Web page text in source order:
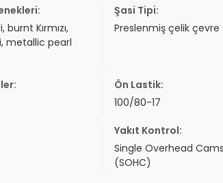
Kırmızı,
metallic pearl
Şasi Tipi:
Preslenmiş çelik çevre
Ön Lastik:
100/80-17
Yakıt Kontrol:
Single Overhead Cams
(SOHC)